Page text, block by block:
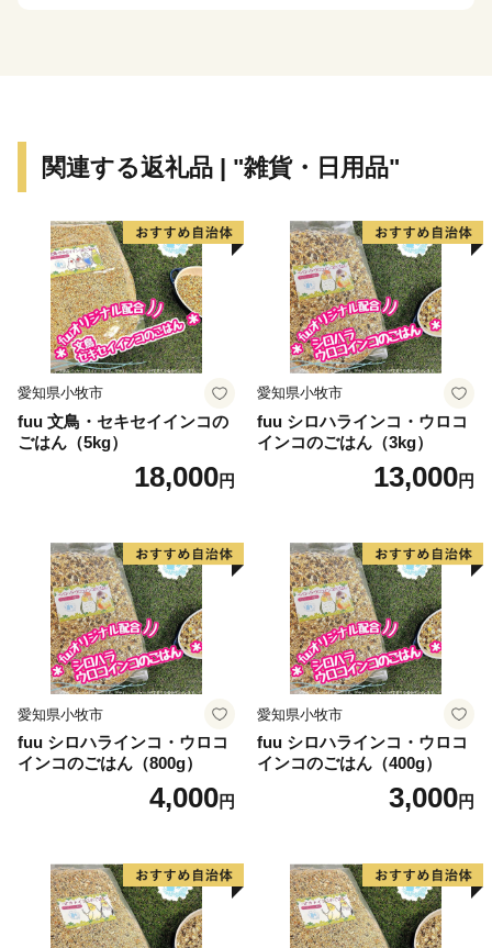
印南町では、1億円事業として人材育成のため「かえる
推進事業」を財源に全国に類を見ない「かえる」をテー
マとしたユニークな橋（かえる橋）を建設しました。多
くの人々を招き入れ、町発展への願いを込めたもので
す。『努力、忍耐、飛躍』を象徴する ”柳に跳びつくか
える”（小野道風）をイメージし、「考える」「人をか
える」「町をかえる」「古里へかえる」「栄える」とい
う5つの”かえる”にひっかけ、ネーミングしています。
農業は、温暖な気候を活かし、ミニトマトなど野菜を中
の伊勢エビ等を対象とした刺し網漁業とアワビ、トコブ
シ、海草等の採貝漁業がおこなわれ、沖合ではイサキ、
タイ等を対象とした一本釣りやイワシ等を対象とした敷
き網（棒受け網）漁業、タチウオ、フグ等を対象とした
延べ縄漁業など、農林水産業が盛んな町です。
【印南祭り】
印南町を祭り一色に染める「印南祭り」。毎年10月2
日、日高地方の秋祭りのトップを切って行われる、宇杉
八幡と山口八幡両神社の合同秋季祭礼です。
川に飛び込み、祭装束の男衆が肩まで水につかりながら
川を渡る勇ましい祭り。一方の山口八幡神社の祭礼は6
台の屋台と神輿が登場。屋台をぶつけ合いながら印南港
関連する返礼品 | "雑貨・日用品"
愛知県小牧市
fuu 文鳥・セキセイインコの
ごはん（5kg）
18,000円
愛知県小牧市
fuu シロハラインコ・ウロコ
インコのごはん（3kg）
13,000円
愛知県小牧市
fuu シロハラインコ・ウロコ
インコのごはん（800g）
4,000円
愛知県小牧市
fuu シロハラインコ・ウロコ
インコのごはん（400g）
3,000円